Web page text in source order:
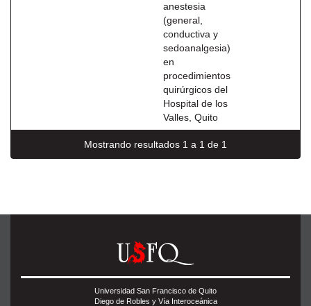
anestesia
(general,
conductiva y
sedoanalgesia)
en
procedimientos
quirúrgicos del
Hospital de los
Valles, Quito
Mostrando resultados 1 a 1 de 1
Universidad San Francisco de Quito
Diego de Robles y Vía Interoceánica